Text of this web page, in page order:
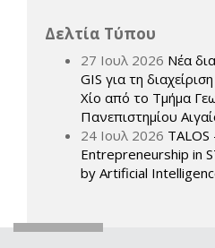
Δελτία Τύπου
27 Ιουλ 2026 Νέα
GIS για τη
Χίο από το Τμήμα
Πανεπιστημίου
24 Ιουλ 2026 TALOS
Entrepreneurship in
by Artificial